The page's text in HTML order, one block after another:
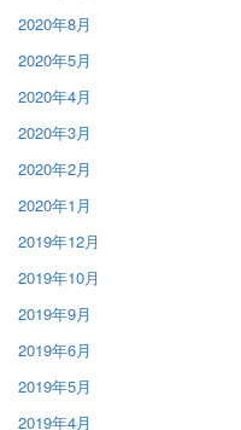
2020年8月
2020年5月
2020年4月
2020年3月
2020年2月
2020年1月
2019年12月
2019年10月
2019年9月
2019年6月
2019年5月
2019年4月